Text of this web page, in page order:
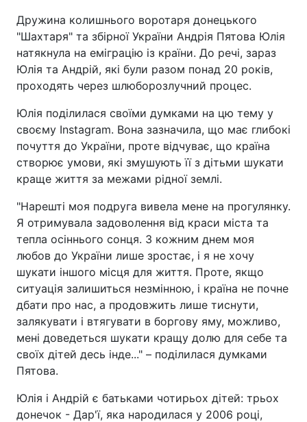
Дружина колишнього воротаря донецького
"Шахтаря" та збірної України Андрія Пятова Юлія
натякнула на еміграцію із країни. До речі, зараз
Юлія та Андрій, які були разом понад 20 років,
проходять через шлюборозлучний процес.
Юлія поділилася своїми думками на цю тему у
своєму Instagram. Вона зазначила, що має глибокі
почуття до України, проте відчуває, що країна
створює умови, які змушують її з дітьми шукати
краще життя за межами рідної землі.
"Нарешті моя подруга вивела мене на прогулянку.
Я отримувала задоволення від краси міста та
тепла осіннього сонця. З кожним днем моя
любов до України лише зростає, і я не хочу
шукати іншого місця для життя. Проте, якщо
ситуація залишиться незмінною, і країна не почне
дбати про нас, а продовжить лише тиснути,
залякувати і втягувати в боргову яму, можливо,
мені доведеться шукати кращу долю для себе та
своїх дітей десь інде..." – поділилася думками
Пятова.
Юлія і Андрій є батьками чотирьох дітей: трьох
донечок - Дар'ї, яка народилася у 2006 році,